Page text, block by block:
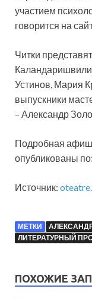
участием
говорится на
Читки
Устинов, Мария
выпускники
– Александр
Подробная
опубликованы
Источник:
МЕТКИ
ЛИТЕРАТУРНЫЙ
ПОХОЖИЕ